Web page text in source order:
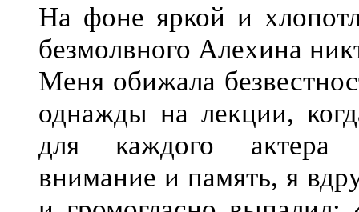
На фоне яркой и
безмолвного Алехина
Меня обижала
однажды на лекции,
для каждого актера
внимание и память, я